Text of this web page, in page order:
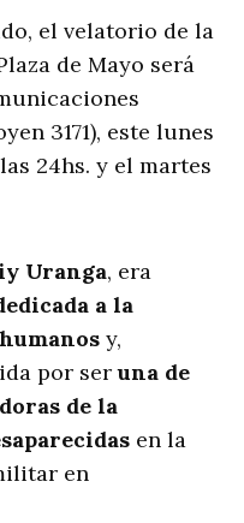
el velatorio de la
de Mayo será
3171), este lunes
24hs. y el martes
Uranga, era
a la
y,
por seruna de
de la
en la
en